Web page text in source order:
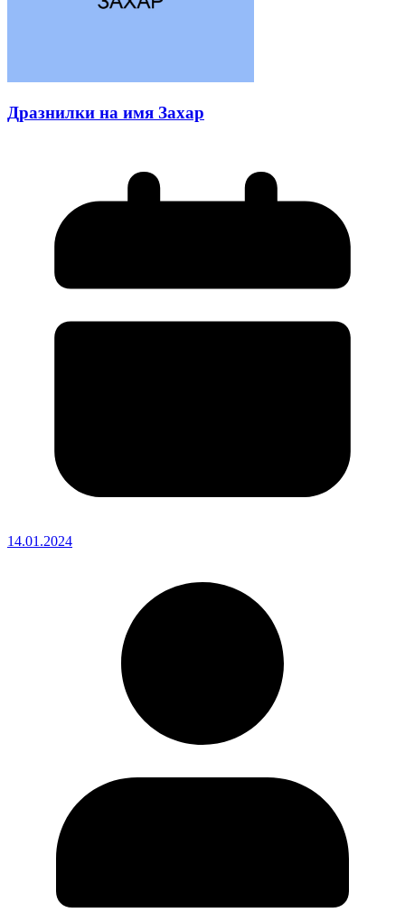
Дразнилки на имя Захар
14.01.2024